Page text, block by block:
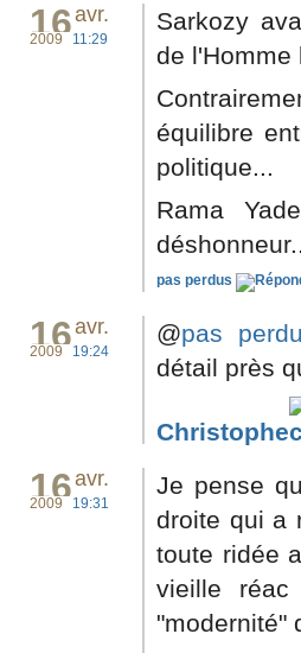
16avr.
2009 11:29
Sarkozy
de l'Homme
équilibre
politique...
Rama
pas perdus
16avr.
2009 19:24
@pas
détail près
Christophe
16avr.
2009 19:31
Je pense
droite qui a
toute ridée
vieille
"modernité"